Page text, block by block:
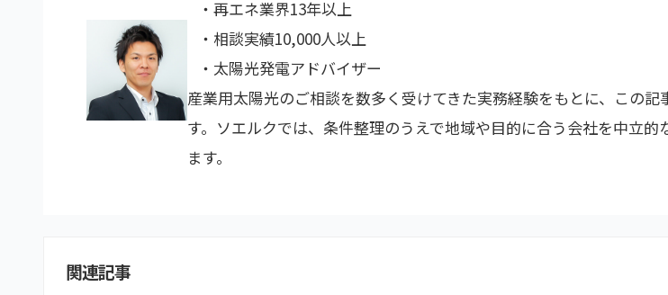
・再エネ業界13年以上
・相談実績10,000人以上
・太陽光発電アドバイザー
産業用太陽光のご相談を数多く受けてきた実務経験をもとに、この記
す。ソエルクでは、条件整理のうえで地域や目的に合う会社を中立的
ます。
関連記事